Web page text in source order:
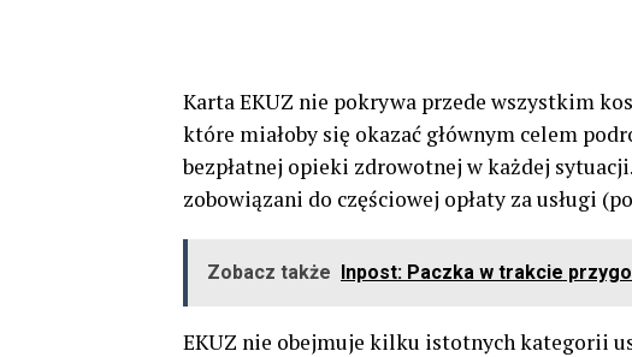
Karta EKUZ nie pokrywa przede wszystkim
które miałoby się okazać głównym celem
bezpłatnej opieki zdrowotnej w każdej
zobowiązani do częściowej opłaty za usługi
Zobacz także Inpost: Paczka w trakcie
EKUZ nie obejmuje kilku istotnych kategorii